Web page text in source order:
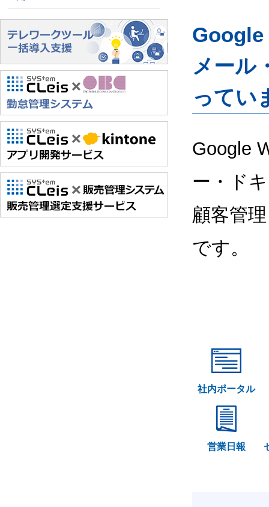
Google
メール
ってい
Google
ー・ド
顧客管
です。
社内ポータル
営業日報